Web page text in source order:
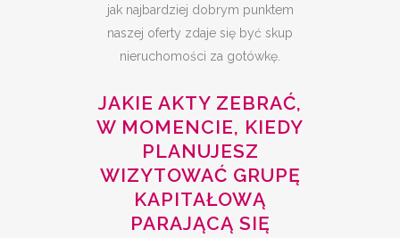
jak najbardziej dobrym punktem
naszej oferty zdaje się być skup
nieruchomości za gotówkę.
JAKIE AKTY ZEBRAĆ,
W MOMENCIE, KIEDY
PLANUJESZ
WIZYTOWAĆ GRUPĘ
KAPITAŁOWĄ
PARAJĄCĄ SIĘ